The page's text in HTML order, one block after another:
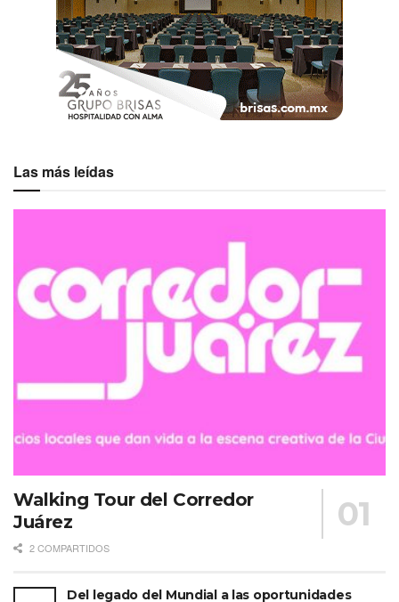
Las más leídas
Walking Tour del Corredor
Juárez
2 COMPARTIDOS
Del legado del Mundial a las oportunidades